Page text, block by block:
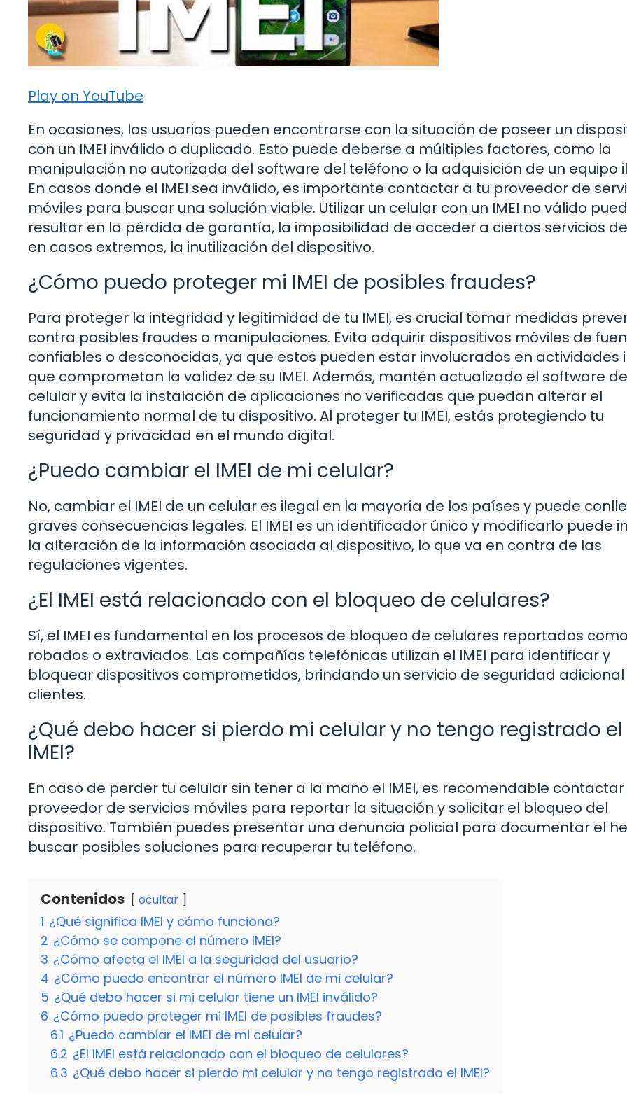
Play on YouTube
En ocasiones, los usuarios pueden encontrarse con la situación de poseer un
con un IMEI inválido o duplicado. Esto puede deberse a múltiples factores, como la
manipulación no autorizada del software del teléfono o la adquisición de un equipo
En casos donde el IMEI sea inválido, es importante contactar a tu proveedor de
móviles para buscar una solución viable. Utilizar un celular con un IMEI no válido
resultar en la pérdida de garantía, la imposibilidad de acceder a ciertos servicios
en casos extremos, la inutilización del dispositivo.
¿Cómo puedo proteger mi IMEI de posibles fraudes?
Para proteger la integridad y legitimidad de tu IMEI, es crucial tomar medidas
contra posibles fraudes o manipulaciones. Evita adquirir dispositivos móviles de
confiables o desconocidas, ya que estos pueden estar involucrados en actividades
que comprometan la validez de su IMEI. Además, mantén actualizado el software
celular y evita la instalación de aplicaciones no verificadas que puedan alterar el
funcionamiento normal de tu dispositivo. Al proteger tu IMEI, estás protegiendo tu
seguridad y privacidad en el mundo digital.
¿Puedo cambiar el IMEI de mi celular?
No, cambiar el IMEI de un celular es ilegal en la mayoría de los países y puede
graves consecuencias legales. El IMEI es un identificador único y modificarlo puede
la alteración de la información asociada al dispositivo, lo que va en contra de las
regulaciones vigentes.
¿El IMEI está relacionado con el bloqueo de celulares?
Sí, el IMEI es fundamental en los procesos de bloqueo de celulares reportados
robados o extraviados. Las compañías telefónicas utilizan el IMEI para identificar y
bloquear dispositivos comprometidos, brindando un servicio de seguridad adicional
clientes.
¿Qué debo hacer si pierdo mi celular y no tengo registrado el
IMEI?
En caso de perder tu celular sin tener a la mano el IMEI, es recomendable
proveedor de servicios móviles para reportar la situación y solicitar el bloqueo del
dispositivo. También puedes presentar una denuncia policial para documentar el
buscar posibles soluciones para recuperar tu teléfono.
Contenidos ocultar
1 ¿Qué significa IMEI y cómo funciona?
2 ¿Cómo se compone el número IMEI?
3 ¿Cómo afecta el IMEI a la seguridad del usuario?
4 ¿Cómo puedo encontrar el número IMEI de mi celular?
5 ¿Qué debo hacer si mi celular tiene un IMEI inválido?
6 ¿Cómo puedo proteger mi IMEI de posibles fraudes?
6.1 ¿Puedo cambiar el IMEI de mi celular?
6.2 ¿El IMEI está relacionado con el bloqueo de celulares?
6.3 ¿Qué debo hacer si pierdo mi celular y no tengo registrado el IMEI?